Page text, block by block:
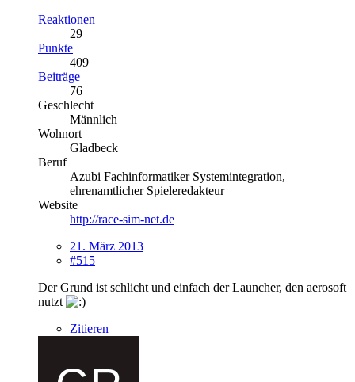
Reaktionen
29
Punkte
409
Beiträge
76
Geschlecht
Männlich
Wohnort
Gladbeck
Beruf
Azubi Fachinformatiker Systemintegration,
ehrenamtlicher Spieleredakteur
Website
http://race-sim-net.de
21. März 2013
#515
Der Grund ist schlicht und einfach der Launcher, den aerosoft
nutzt
Zitieren